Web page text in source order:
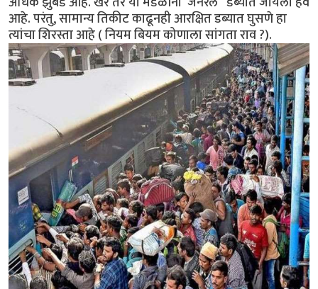
आहे. परंतु, सामान्य तिकीट काढूनही आरक्षित डब्यात घुसणे हा
त्यांचा शिरस्ता आहे ( नियम बियम कोणाला सांगता राव ?).